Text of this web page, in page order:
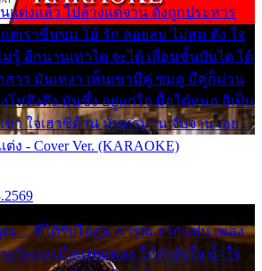
แต่งแล้ว ไปล้างแต่จาน ดั่งถูกประหาร
ต่เราขื่นขม โอ้ รัก ลอยลม ไม่สม ดัง ใจ
รู้ อีกนานเท่าใด จะได้ เลื่อนขั้นบันได ได้
สาว มันเหงา เห็นเขามีคู่ ซมดู มีคู่ก็ม่วน
โห่ตึงตึง มันซึ้ง อยู่แก่ใจ มื้อใด๋หนอ สิเป็น
ขา ใจเฮาซิด้าน มันทรมาน จับจาน เอย…
ง - Cover Ver. (KARAOKE)
.... ที่ได้รับไออุ่น การุณ จากแฟน เพลง
วังเวง เมื่อแฟนเพลง ให้กำลังใจ น้ำใจ